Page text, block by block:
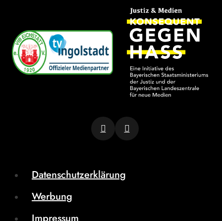
Datenschutzerklärung
Werbung